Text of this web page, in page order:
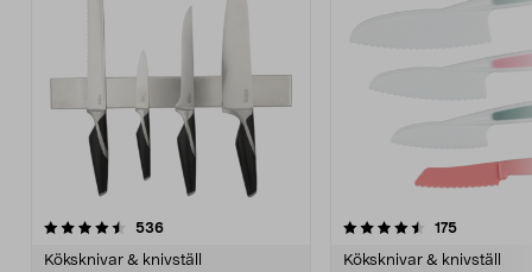
536recensioner
Köksknivar & knivställ
4.5 av 5 stjärnor 175
Köksknivar & knivställ
4.5 av 5 stjärnor